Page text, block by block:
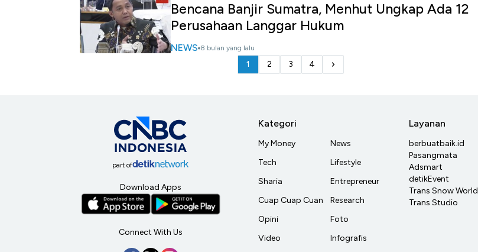
Bencana Banjir Sumatra, Menhut Ungkap Ada 12
Perusahaan Langgar Hukum
NEWS 8 bulan yang lalu
1 2 3 4
part of
Download Apps
Connect With Us
Kategori
My Money
Tech
Sharia
Cuap Cuap Cuan
Opini
Video
News
Lifestyle
Entrepreneur
Research
Foto
Infografis
Layanan
berbuatbaik.id
Pasangmata
Adsmart
detikEvent
Trans Snow World
Trans Studio